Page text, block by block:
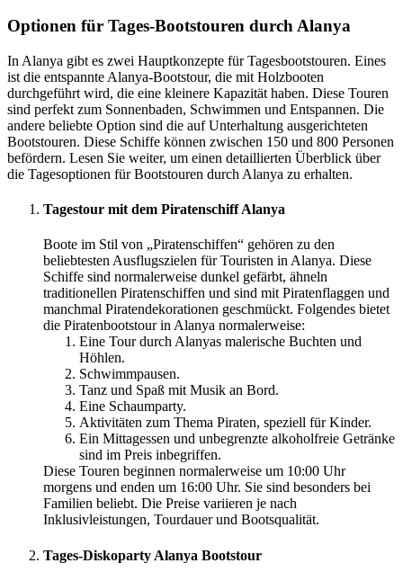
Optionen für Tages-Bootstouren durch Alanya
In Alanya gibt es zwei Hauptkonzepte für Tagesbootstouren. Eines
ist die entspannte Alanya-Bootstour, die mit Holzbooten
durchgeführt wird, die eine kleinere Kapazität haben. Diese Touren
sind perfekt zum Sonnenbaden, Schwimmen und Entspannen. Die
andere beliebte Option sind die auf Unterhaltung ausgerichteten
Bootstouren. Diese Schiffe können zwischen 150 und 800 Personen
befördern. Lesen Sie weiter, um einen detaillierten Überblick über
die Tagesoptionen für Bootstouren durch Alanya zu erhalten.
Tagestour mit dem Piratenschiff Alanya
Boote im Stil von „Piratenschiffen“ gehören zu den
beliebtesten Ausflugszielen für Touristen in Alanya. Diese
Schiffe sind normalerweise dunkel gefärbt, ähneln
traditionellen Piratenschiffen und sind mit Piratenflaggen und
manchmal Piratendekorationen geschmückt. Folgendes bietet
die Piratenbootstour in Alanya normalerweise:
Eine Tour durch Alanyas malerische Buchten und
Höhlen.
Schwimmpausen.
Tanz und Spaß mit Musik an Bord.
Eine Schaumparty.
Aktivitäten zum Thema Piraten, speziell für Kinder.
Ein Mittagessen und unbegrenzte alkoholfreie Getränke
sind im Preis inbegriffen.
Diese Touren beginnen normalerweise um 10:00 Uhr
morgens und enden um 16:00 Uhr. Sie sind besonders bei
Familien beliebt. Die Preise variieren je nach
Inklusivleistungen, Tourdauer und Bootsqualität.
Tages-Diskoparty Alanya Bootstour